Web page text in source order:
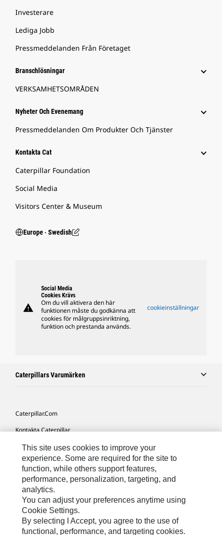
Investerare
Lediga Jobb
Pressmeddelanden Från Företaget
Branschlösningar
VERKSAMHETSOMRÅDEN
Nyheter Och Evenemang
Pressmeddelanden Om Produkter Och Tjänster
Kontakta Cat
Caterpillar Foundation
Social Media
Visitors Center & Museum
Europe ‧ Swedish
warning
Social Media
Cookies Krävs
Om du vill aktivera den här
funktionen måste du godkänna att
cookies för målgruppsinriktning,
funktion och prestanda används.
cookieinställningar
Caterpillars Varumärken
Caterpillar.com
Kontakta Caterpillar
Mina Marknadsföringspreferenser
Platskarta
Cookie Settings
Juridiskt
Sekretess
This site uses cookies to improve your
experience. Some are required for the site to
function, while others support features,
performance, personalization, targeting, and
analytics.
You can adjust your preferences anytime using
Cookie Settings.
By selecting I Accept, you agree to the use of
functional, performance, and targeting cookies.